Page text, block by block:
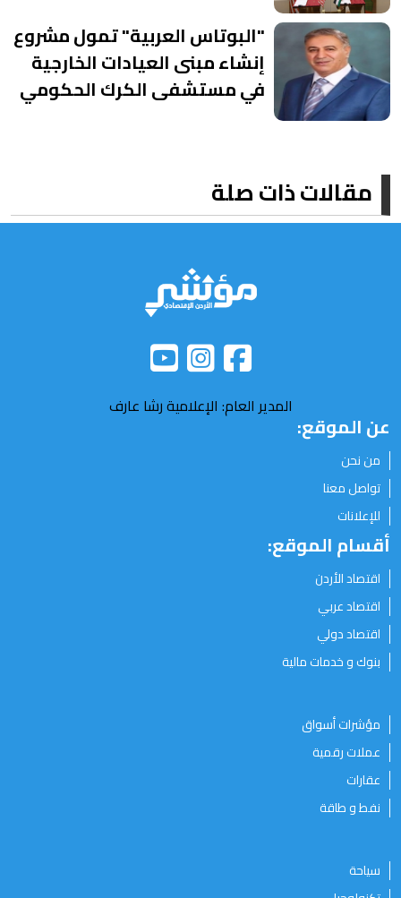
"البوتاس العربية" تمول مشروع
إنشاء مبنى العيادات الخارجية
في مستشفى الكرك الحكومي
مقالات ذات صلة
المدير العام: الإعلامية رشا عارف
عن الموقع:
من نحن
تواصل معنا
للإعلانات
أقسام الموقع:
اقتصاد الأردن
اقتصاد عربي
اقتصاد دولي
بنوك و خدمات مالية
مؤشرات أسواق
عملات رقمية
عقارات
نفط و طاقة
سياحة